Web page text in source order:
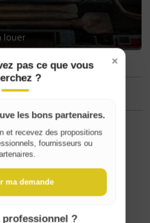
louer
you live?
/ België
×
pas ce que vous
?
les bons partenaires.
et recevez des propositions
fournisseurs ou
ma demande
professionnel ?